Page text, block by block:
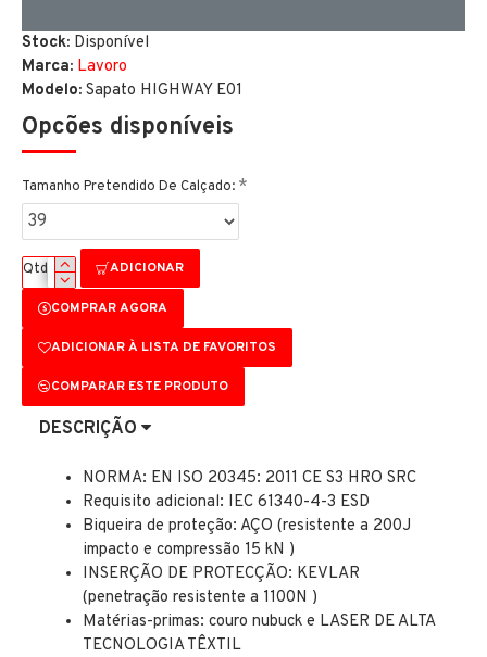
Stock: Disponível
Marca: Lavoro
Modelo: Sapato HIGHWAY E01
Opcões disponíveis
Tamanho Pretendido De Calçado:
Qtd ADICIONAR
COMPRAR AGORA
ADICIONAR À LISTA DE FAVORITOS
COMPARAR ESTE PRODUTO
DESCRIÇÃO
NORMA: EN ISO 20345: 2011 CE S3 HRO SRC
Requisito adicional: IEC 61340-4-3 ESD
Biqueira de proteção: AÇO (resistente a 200J
impacto e compressão 15 kN )
INSERÇÃO DE PROTECÇÃO: KEVLAR
(penetração resistente a 1100N )
Matérias-primas: couro nubuck e LASER DE ALTA
TECNOLOGIA TÊXTIL